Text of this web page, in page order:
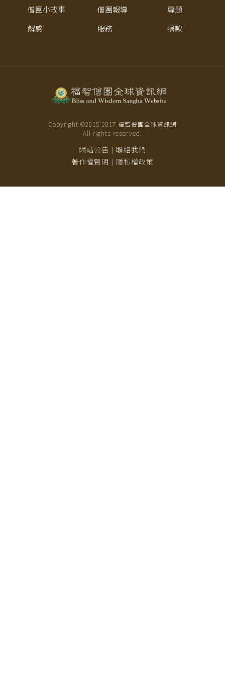
僧團小故事
僧團報導
專題
解惑
服務 捐款
Copyright ©2015-2017 福智僧團全球資訊網
All rights reserved.
網站公告 | 聯絡我們
著作權聲明 | 隱私權政策